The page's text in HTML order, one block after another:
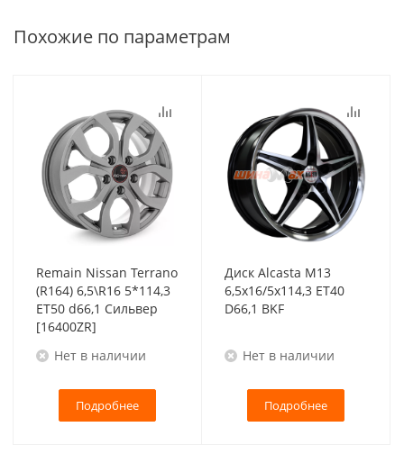
Похожие по параметрам
Remain Nissan Terrano
(R164) 6,5\R16 5*114,3
ET50 d66,1 Сильвер
[16400ZR]
Нет в наличии
Подробнее
Диск Alcasta M13
6,5x16/5x114,3 ET40
D66,1 BKF
Нет в наличии
Подробнее